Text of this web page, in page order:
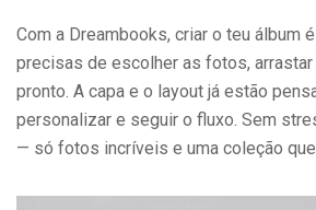
Com a Dreambooks, criar o teu álbum
precisas de escolher as fotos, arrastar
pronto. A capa e o layout já estão
personalizar e seguir o fluxo. Sem
— só fotos incríveis e uma coleção